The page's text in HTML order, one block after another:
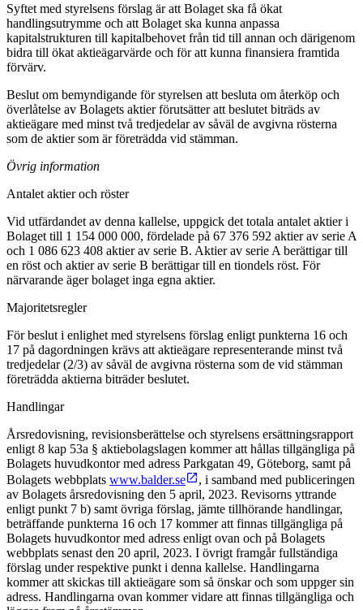
Syftet med styrelsens förslag är att Bolaget ska få ökat
handlingsutrymme och att Bolaget ska kunna anpassa
kapitalstrukturen till kapitalbehovet från tid till annan och därigenom
bidra till ökat aktieägarvärde och för att kunna finansiera framtida
förvärv.
Beslut om bemyndigande för styrelsen att besluta om återköp och
överlåtelse av Bolagets aktier förutsätter att beslutet biträds av
aktieägare med minst två tredjedelar av såväl de avgivna rösterna
som de aktier som är företrädda vid stämman.
Övrig information
Antalet aktier och röster
Vid utfärdandet av denna kallelse, uppgick det totala antalet aktier i
Bolaget till 1 154 000 000, fördelade på 67 376 592 aktier av serie A
och 1 086 623 408 aktier av serie B. Aktier av serie A berättigar till
en röst och aktier av serie B berättigar till en tiondels röst. För
närvarande äger bolaget inga egna aktier.
Majoritetsregler
För beslut i enlighet med styrelsens förslag enligt punkterna 16 och
17 på dagordningen krävs att aktieägare representerande minst två
tredjedelar (2/3) av såväl de avgivna rösterna som de vid stämman
företrädda aktierna biträder beslutet.
Handlingar
Årsredovisning, revisionsberättelse och styrelsens ersättningsrapport
enligt 8 kap 53a § aktiebolagslagen kommer att hållas tillgängliga på
Bolagets huvudkontor med adress Parkgatan 49, Göteborg, samt på
Bolagets webbplats www.balder.se
, i samband med publiceringen
av Bolagets årsredovisning den 5 april, 2023. Revisorns yttrande
enligt punkt 7 b) samt övriga förslag, jämte tillhörande handlingar,
beträffande punkterna 16 och 17 kommer att finnas tillgängliga på
Bolagets huvudkontor med adress enligt ovan och på Bolagets
webbplats senast den 20 april, 2023. I övrigt framgår fullständiga
förslag under respektive punkt i denna kallelse. Handlingarna
kommer att skickas till aktieägare som så önskar och som uppger sin
adress. Handlingarna ovan kommer vidare att finnas tillgängliga och